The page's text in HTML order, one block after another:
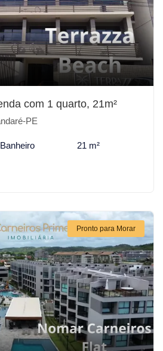
com 1 quarto, 21m²
PE
21 m²
Pronto para Morar